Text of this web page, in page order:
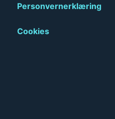
Personvernerklæring
Cookies